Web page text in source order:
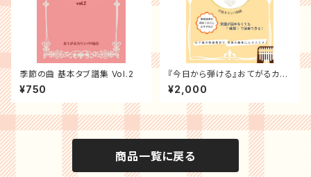
季節の曲 基本タブ譜集 Vol.2
¥750
『今日から弾ける』おてがるカリ
ンバ教本 (シール付き)
¥2,000
商品一覧に戻る